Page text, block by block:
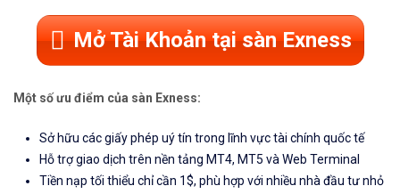
Mở Tài Khoản tại sàn Exness
Một số ưu điểm của sàn Exness:
Sở hữu các giấy phép uý tín trong lĩnh vực tài chính quốc tế
Hỗ trợ giao dịch trên nền tảng MT4, MT5 và Web Terminal
Tiền nạp tối thiểu chỉ cần 1$, phù hợp với nhiều nhà đầu tư nhỏ